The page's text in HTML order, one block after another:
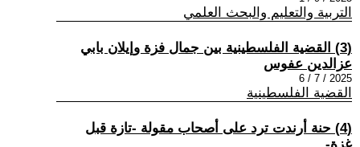
التربية والتعليم والبحث العلمي
(3) القضية الفلسطينية بين جمال فزة وإيلان بابي
عزالدين عفوس
2025 / 7 / 6
القضية الفلسطينية
(4) حنة أرندت ترد على أصحاب مقولة -تازة قبل